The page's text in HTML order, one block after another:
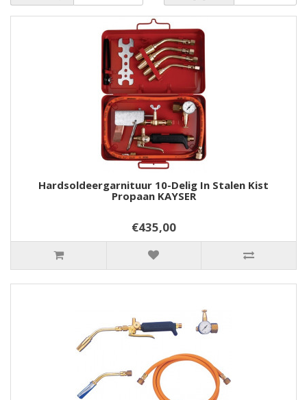
Hardsoldeergarnituur 10-Delig In Stalen Kist
Propaan KAYSER
€435,00